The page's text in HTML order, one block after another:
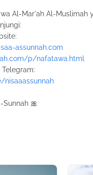
Al-Mar'ah Al-Muslimah
assunnah.com
p/nafatawa.html
nisaaassunnah
Sunnah 🎀